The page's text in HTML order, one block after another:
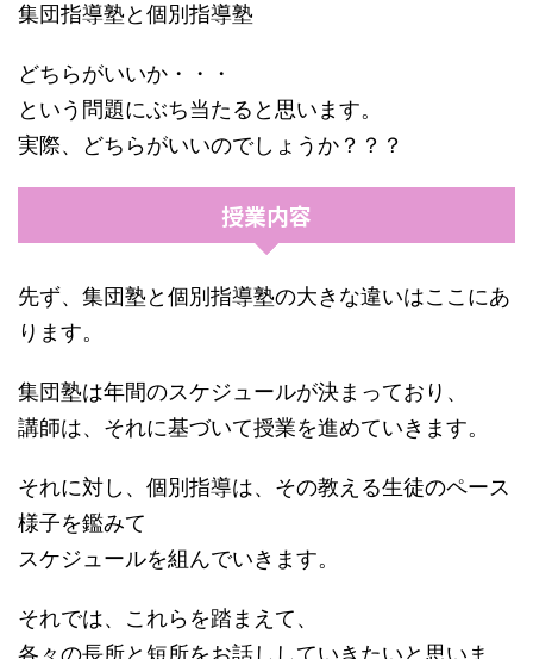
集団指導塾と個別指導塾
どちらがいいか・・・
という問題にぶち当たると思います。
実際、どちらがいいのでしょうか？？？
授業内容
先ず、集団塾と個別指導塾の大きな違いはここにあ
ります。
集団塾は年間のスケジュールが決まっており、
講師は、それに基づいて授業を進めていきます。
それに対し、個別指導は、その教える生徒のペース
様子を鑑みて
スケジュールを組んでいきます。
それでは、これらを踏まえて、
各々の長所と短所をお話ししていきたいと思いま